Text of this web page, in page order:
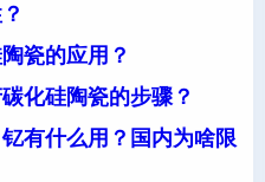
瓷的应用？
化硅陶瓷的步骤？
有什么用？国内为啥限